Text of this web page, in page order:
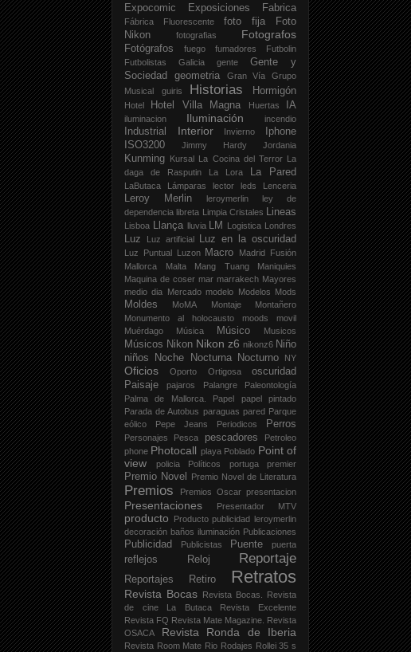
Expocomic Exposiciones Fabrica
Fábrica Fluorescente foto fija
Foto
Nikon
fotografias Fotografos
Fotógrafos fuego fumadores
Futbolin
Futbolistas
Galicia gente
Gente y
Sociedad
geometria Gran Vía
Grupo
Musical
guiris Historias Hormigón
Hotel Hotel Villa Magna Huertas IA
iluminacion Iluminación incendio
Industrial Interior Invierno
Iphone
ISO3200
Jimmy Hardy Jordania
Kunming Kursal La Cocina del Terror La
daga de Rasputin
La Lora La Pared
LaButaca Lámparas lector leds Lenceria
Leroy Merlin leroymerlin
ley de
dependencia libreta Limpia Cristales Lineas
Lisboa Llança lluvia LM Logistica Londres
Luz Luz artificial Luz en la oscuridad
Luz Puntual Luzon Macro
Madrid Fusión
Mallorca
Malta Mang Tuang
Maniquies
Maquina de coser mar marrakech Mayores
medio dia Mercado modelo Modelos Mods
Moldes MoMA Montaje
Montañero
Monumento al holocausto
moods
movil
Muérdago
Música Músico Musicos
Músicos Nikon Nikon z6 nikonz6 Niño
niños
Noche Nocturna Nocturno NY
Oficios Oporto Ortigosa
oscuridad
Paisaje
pajaros Palangre
Paleontología
Palma de Mallorca.
Papel
papel pintado
Parada de Autobus paraguas pared Parque
eólico
Pepe Jeans Periodicos Perros
Personajes Pesca pescadores
Petroleo
phone Photocall playa Poblado Point of
view
policia Políticos portuga premier
Premio Novel Premio Novel de Literatura
Premios Premios Oscar presentacion
Presentaciones Presentador MTV
producto
Producto publicidad leroymerlin
decoración baños iluminación Publicaciones
Publicidad Publicistas Puente puerta
reflejos Reloj Reportaje
Reportajes Retiro Retratos
Revista Bocas Revista Bocas.
Revista
de cine La Butaca
Revista Excelente
Revista FQ Revista Mate Magazine. Revista
OSACA
Revista Ronda de Iberia
Revista Room Mate Rio Rodajes Rollei 35 s